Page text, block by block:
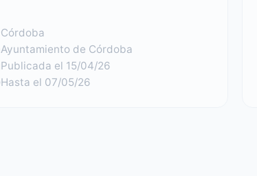
Córdoba
Ayuntamiento de Córdoba
Publicada el 15/04/26
Hasta el 07/05/26